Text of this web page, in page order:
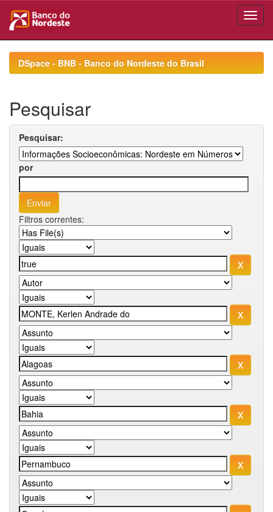
navigationDSpace - BNB - Banco do Nordeste do Brasil
Pesquisar
Pesquisar:
por
Filtros correntes: